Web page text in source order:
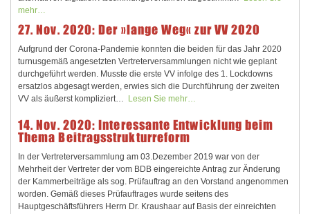
mehr…
27. Nov. 2020: Der »lange Weg« zur VV 2020
Aufgrund der Corona-Pandemie konnten die beiden für das Jahr 2020
turnusgemäß angesetzten Vertreterversammlungen nicht wie geplant
durchgeführt werden. Musste die erste VV infolge des 1. Lockdowns
ersatzlos abgesagt werden, erwies sich die Durchführung der zweiten
VV als äußerst kompliziert…
Lesen Sie mehr…
14. Nov. 2020: Interessante Entwicklung beim
Thema Beitragsstrukturreform
In der Vertreterversammlung am 03.Dezember 2019 war von der
Mehrheit der Vertreter der vom BDB eingereichte Antrag zur Änderung
der Kammerbeiträge als sog. Prüfauftrag an den Vorstand angenommen
worden. Gemäß dieses Prüfauftrages wurde seitens des
Hauptgeschäftsführers Herrn Dr. Kraushaar auf Basis der einreichten